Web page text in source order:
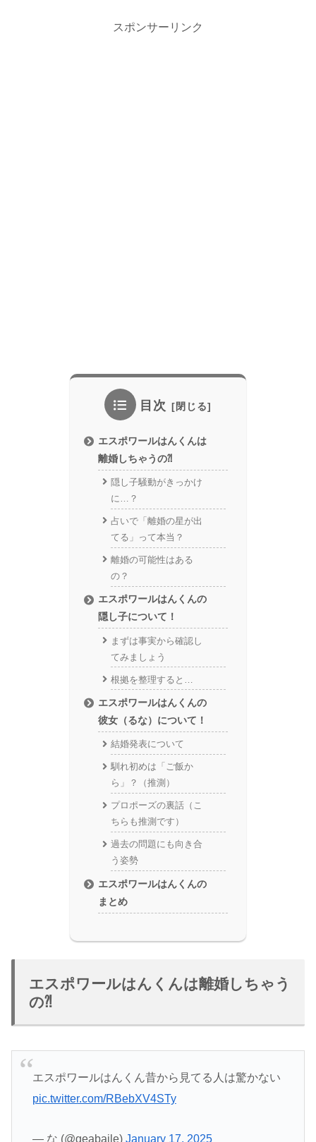
スポンサーリンク
目次
エスポワールはんくんは
離婚しちゃうの⁈
隠し子騒動がきっかけ
に…？
占いで「離婚の星が出
てる」って本当？
離婚の可能性はある
の？
エスポワールはんくんの
隠し子について！
まずは事実から確認し
てみましょう
根拠を整理すると…
エスポワールはんくんの
彼女（るな）について！
結婚発表について
馴れ初めは「ご飯か
ら」？（推測）
プロポーズの裏話（こ
ちらも推測です）
過去の問題にも向き合
う姿勢
エスポワールはんくんの
まとめ
エスポワールはんくんは離婚しちゃう
の⁈
エスポワールはんくん昔から見てる人は驚かない
pic.twitter.com/RBebXV4STy
— な (@geabaile) January 17, 2025